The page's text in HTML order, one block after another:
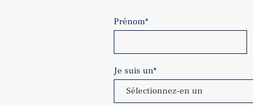
Prénom*
Je suis un*